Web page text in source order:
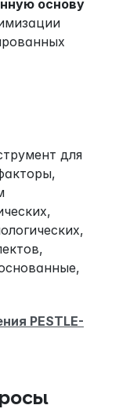
основу
для
PESTLE-